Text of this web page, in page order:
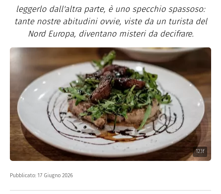
leggerlo dall'altra parte, è uno specchio spassoso:
tante nostre abitudini ovvie, viste da un turista del
Nord Europa, diventano misteri da decifrare.
123f
Pubblicato: 17 Giugno 2026